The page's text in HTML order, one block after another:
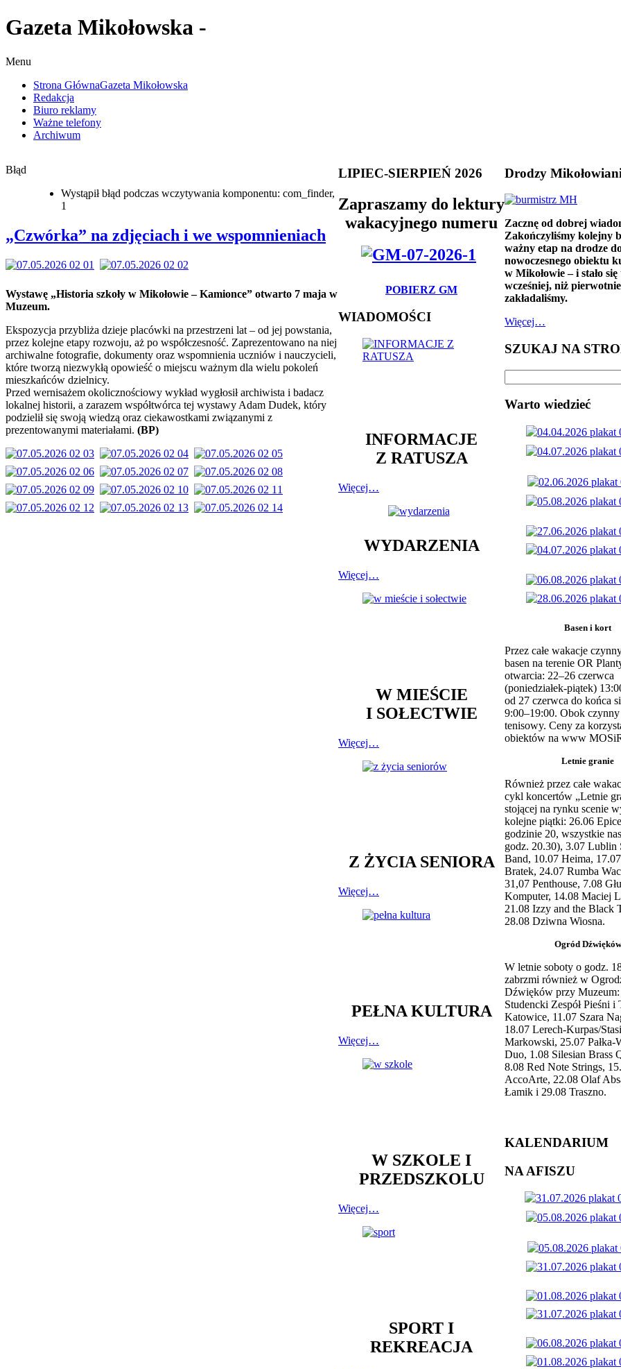
Gazeta Mikołowska -
Menu
Strona GłównaGazeta Mikołowska
Redakcja
Biuro reklamy
Ważne telefony
Archiwum
Błąd
Wystąpił błąd podczas wczytywania komponentu: com_finder,
1
„Czwórka” na zdjęciach i we wspomnieniach
Wystawę „Historia szkoły w Mikołowie – Kamionce” otwarto 7 maja w
Muzeum.
Ekspozycja przybliża dzieje placówki na przestrzeni lat – od jej powstania,
przez kolejne etapy rozwoju, aż po współczesność. Zaprezentowano na niej
archiwalne fotografie, dokumenty oraz wspomnienia uczniów i nauczycieli,
które tworzą niezwykłą opowieść o miejscu ważnym dla wielu pokoleń
mieszkańców dzielnicy.
Przed wernisażem okolicznościowy wykład wygłosił archiwista i badacz
lokalnej historii, a zarazem współtwórca tej wystawy Adam Dudek, który
podzielił się swoją wiedzą oraz ciekawostkami związanymi z
prezentowanymi materiałami. (BP)
LIPIEC-SIERPIEŃ 2026
Zapraszamy do lektury
wakacyjnego numeru
POBIERZ GM
WIADOMOŚCI
INFORMACJE
Z RATUSZA
Więcej…
WYDARZENIA
Więcej…
W MIEŚCIE
I SOŁECTWIE
Więcej…
Z ŻYCIA SENIORA
Więcej…
PEŁNA KULTURA
Więcej…
W SZKOLE I
PRZEDSZKOLU
Więcej…
SPORT I
REKREACJA
Drodzy
Zacznę od dobrej
Zakończyliśmy kolejny
ważny etap na drodze
nowoczesnego obiektu
w Mikołowie – i stało się
wcześniej, niż pierwotnie
zakładaliśmy.
Więcej…
SZUKAJ NA
Warto wiedzieć
Basen i kort
Przez całe wakacje
basen na terenie OR
otwarcia: 22–26 czerwca
(poniedziałek-piątek)
od 27 czerwca do końca
9:00–19:00. Obok
tenisowy. Ceny za
obiektów na www
Letnie granie
Również przez całe
cykl koncertów „Letnie
stojącej na rynku scenie
kolejne piątki: 26.06
godzinie 20, wszystkie
godz. 20.30), 3.07 Lublin
Band, 10.07 Heima,
Bratek, 24.07 Rumba
31,07 Penthouse, 7.08
Komputer, 14.08 Maciej
21.08 Izzy and the Black
28.08 Dziwna Wiosna.
Ogród Dźwięków
W letnie soboty o godz.
zabrzmi również w
Dźwięków przy
Studencki Zespół Pieśni i
Katowice, 11.07 Szara
18.07 Lerech-Kurpas/
Markowski, 25.07 Pałka-
Duo, 1.08 Silesian Brass
8.08 Red Note Strings,
AccoArte, 22.08 Olaf
Łamik i 29.08 Traszno.
KALENDARIUM
NA AFISZU